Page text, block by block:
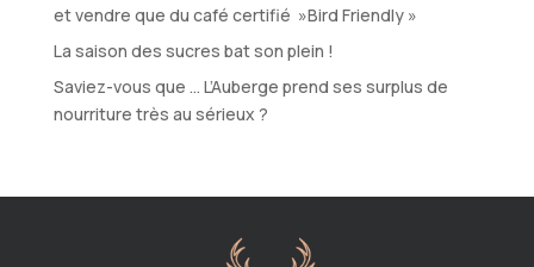
et vendre que du café certifié »Bird Friendly »
La saison des sucres bat son plein !
Saviez-vous que … L’Auberge prend ses surplus de
nourriture très au sérieux ?